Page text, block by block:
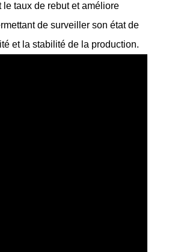
taux de rebut et améliore
de surveiller son état de
et la stabilité de la production.